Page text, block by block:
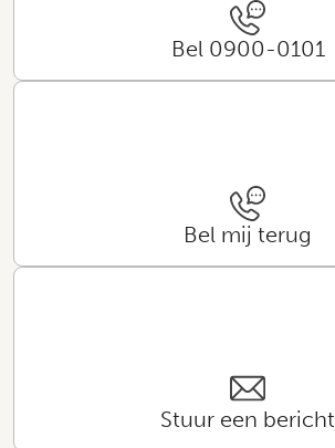
Bel 0900-0101
Bel mij terug
Stuur een bericht